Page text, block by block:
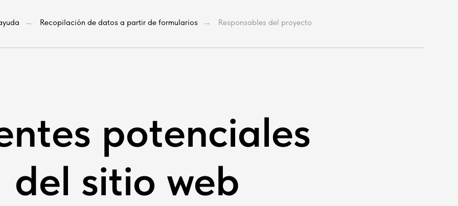
→ Recopilación de datos a partir de formularios → Responsables del proyecto
potenciales
del sitio web